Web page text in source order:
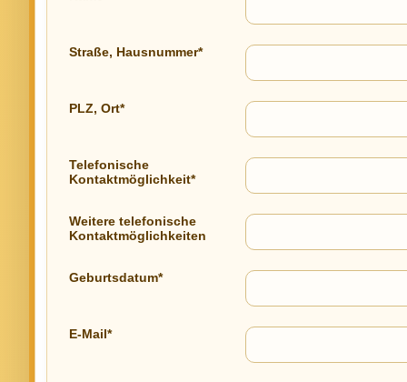
Straße, Hausnummer*
PLZ, Ort*
Telefonische
Kontaktmöglichkeit*
Weitere telefonische
Kontaktmöglichkeiten
Geburtsdatum*
E-Mail*